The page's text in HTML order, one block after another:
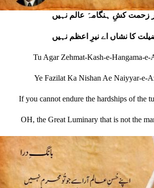
زحمت کشِ ہنگامہَ عالم نہیں
کا نشاں اے نیرِ اعظم نہیں
Tu Agar Zehmat-Kash-e-Hangama-e-
Ye Fazilat Ka Nishan Ae Naiyyar-e-
If you cannot endure the hardships of the
OH, the Great Luminary that is not the